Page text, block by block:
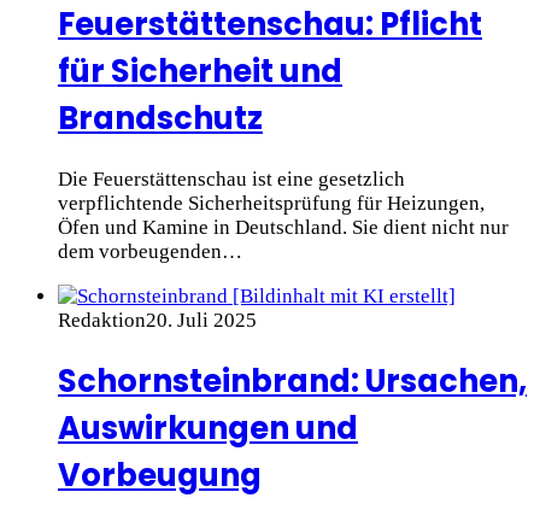
Feuerstättenschau: Pflicht
für Sicherheit und
Brandschutz
Die Feuerstättenschau ist eine gesetzlich
verpflichtende Sicherheitsprüfung für Heizungen,
Öfen und Kamine in Deutschland. Sie dient nicht nur
dem vorbeugenden…
Redaktion20. Juli 2025
Schornsteinbrand: Ursachen,
Auswirkungen und
Vorbeugung